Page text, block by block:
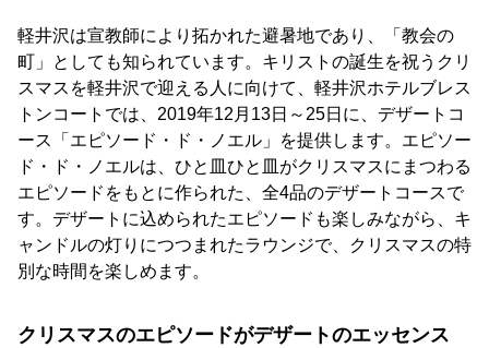
軽井沢は宣教師により拓かれた避暑地であり、「教会の
町」としても知られています。キリストの誕生を祝うクリ
スマスを軽井沢で迎える人に向けて、軽井沢ホテルブレス
トンコートでは、2019年12月13日～25日に、デザートコ
ース「エピソード・ド・ノエル」を提供します。エピソー
ド・ド・ノエルは、ひと皿ひと皿がクリスマスにまつわる
エピソードをもとに作られた、全4品のデザートコースで
す。デザートに込められたエピソードも楽しみながら、キ
ャンドルの灯りにつつまれたラウンジで、クリスマスの特
別な時間を楽しめます。
クリスマスのエピソードがデザートのエッセンス